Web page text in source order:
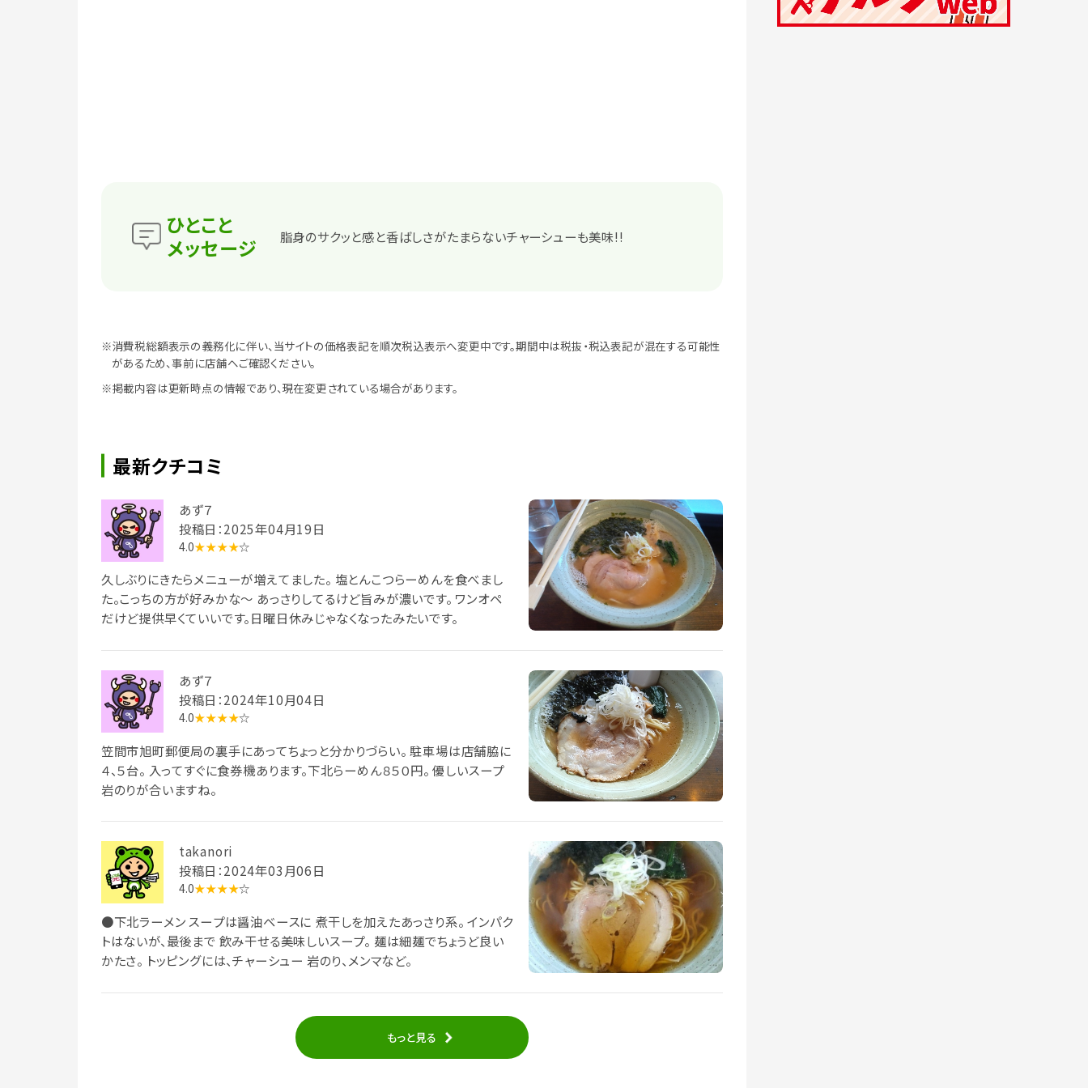
ひとこと
メッセージ
脂身のサクッと感と香ばしさがたまらないチャーシューも美味!!
※消費税総額表示の義務化に伴い、当サイトの価格表記を順次税込表示へ変更中です。期間中は税抜・税込表記が混在する可能性
があるため、事前に店舗へご確認ください。
※掲載内容は更新時点の情報であり、現在変更されている場合があります。
最新クチコミ
あず７
投稿日：2025年04月19日
4.0★★★★☆
久しぶりにきたらメニューが増えてました。 塩とんこつらーめんを食べまし
た。こっちの方が好みかな～ あっさりしてるけど旨みが濃いです。 ワンオペ
だけど提供早くていいです。日曜日休みじゃなくなったみたいです。
あず７
投稿日：2024年10月04日
4.0★★★★☆
笠間市旭町郵便局の裏手にあってちょっと分かりづらい。 駐車場は店舗脇に
４、５台。 入ってすぐに食券機あります。下北らーめん８５０円。 優しいスープ
岩のりが合いますね。
takanori
投稿日：2024年03月06日
4.0★★★★☆
●下北ラーメン スープは醤油ベースに 煮干しを加えたあっさり系。 インパク
トはないが、最後まで 飲み干せる美味しいスープ。 麺は細麺でちょうど良い
かたさ。 トッピングには、チャーシュー 岩のり、メンマなど。
もっと見る